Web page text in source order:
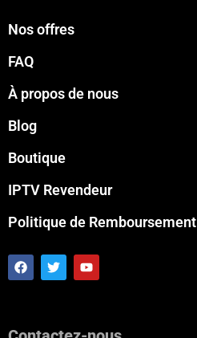
Nos offres
FAQ
À propos de nous
Blog
Boutique
IPTV Revendeur
Politique de Remboursement
F
a
c
T
w
i
Y
o
u